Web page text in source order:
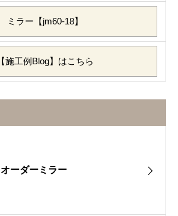
ミラー【jm60-18】
【施工例Blog】はこちら
オーダーミラー